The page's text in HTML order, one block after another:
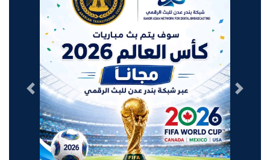
التالى السابق